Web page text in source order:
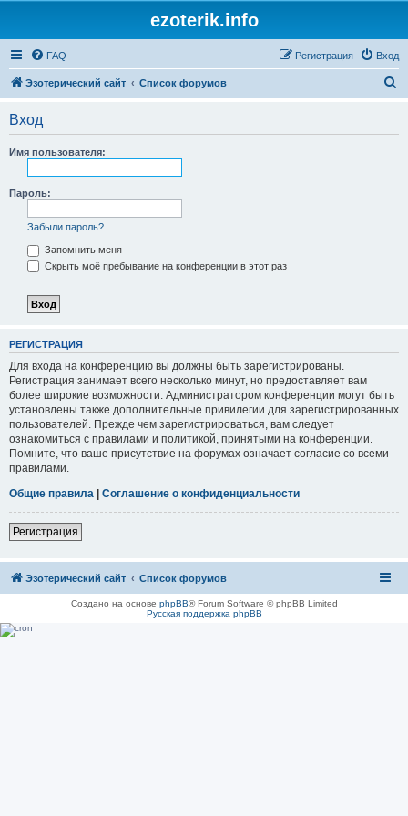
ezoterik.info
FAQ Вход
Регистрация
Эзотерический сайт Список форумов
Вход
Имя пользователя:
Пароль:
Забыли пароль?
Запомнить меня
Скрыть моё пребывание на конференции в этот раз
РЕГИСТРАЦИЯ
Для входа на конференцию вы должны быть зарегистрированы.
Регистрация занимает всего несколько минут, но предоставляет вам
более широкие возможности. Администратором конференции могут быть
установлены также дополнительные привилегии для зарегистрированных
пользователей. Прежде чем зарегистрироваться, вам следует
ознакомиться с правилами и политикой, принятыми на конференции.
Помните, что ваше присутствие на форумах означает согласие со всеми
правилами.
Общие правила | Соглашение о конфиденциальности
Регистрация
Эзотерический сайт Список форумов
Создано на основе phpBB® Forum Software © phpBB Limited
Русская поддержка phpBB